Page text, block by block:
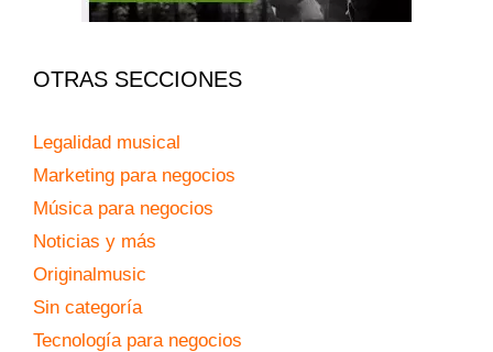
OTRAS SECCIONES
Legalidad musical
Marketing para negocios
Música para negocios
Noticias y más
Originalmusic
Sin categoría
Tecnología para negocios